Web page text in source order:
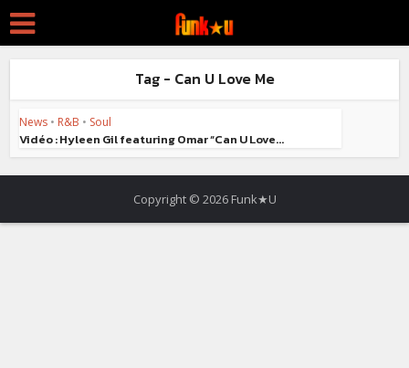
Tag - Can U Love Me
News • R&B • Soul
Vidéo : Hyleen Gil featuring Omar “Can U Love...
Copyright © 2026 Funk★U